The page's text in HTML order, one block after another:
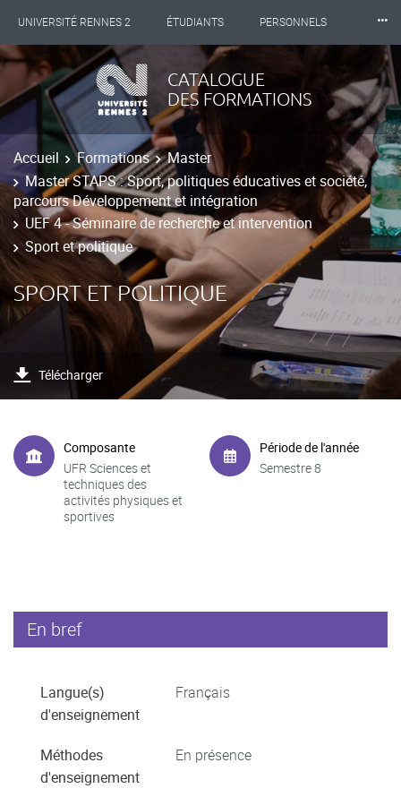
UNIVERSITÉ RENNES 2 ÉTUDIANTS PERSONNELS
INTERNATIONAL PROFESSIONNELS BIBLIOTHÈQUES
LES NOUVELLES DE RENNES 2
⸱⸱⸱
CATALOGUE
DES FORMATIONS
Accueil Formations
Master
Master STAPS : Sport, politiques éducatives et société,
parcours Développement et intégration
UEF 4 - Séminaire de recherche et intervention
Sport et politique
SPORT ET POLITIQUE
Télécharger
Composante
UFR Sciences et
techniques des
activités physiques et
sportives
Période de l'année
Semestre 8
En bref
Langue(s)
d'enseignement
Français
Méthodes
d'enseignement
En présence